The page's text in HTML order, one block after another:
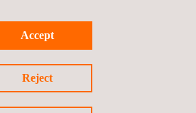
Volgende evenement
Accept
Reject